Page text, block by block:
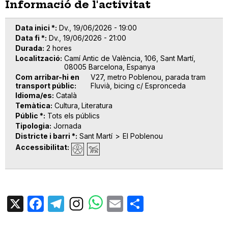
Informació de l'activitat
Data inici * Dv., 19/06/2026 - 19:00
Data fi * Dv., 19/06/2026 - 21:00
Durada 2 hores
Localització Camí Antic de València, 106, Sant Martí,
08005 Barcelona, Espanya
Com arribar-hi en
transport públic
V27, metro Poblenou, parada tram
Fluvià, bicing c/ Espronceda
Idioma/es Català
Temàtica Cultura Literatura
Públic * Tots els públics
Tipologia Jornada
Districte i barri * Sant Martí
El Poblenou
Accessibilitat
X Facebook
TelegramEmail